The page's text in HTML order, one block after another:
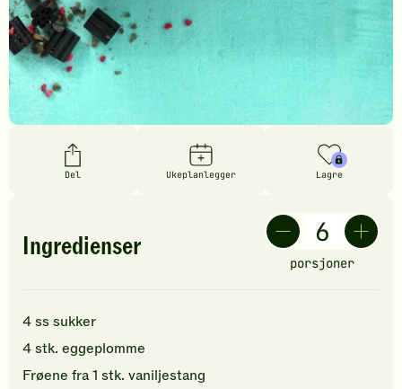
Del Ukeplanlegger Lagre
Ingredienser
porsjoner
4ss sukker
4stk. eggeplomme
Frøene fra1 stk. vaniljestang